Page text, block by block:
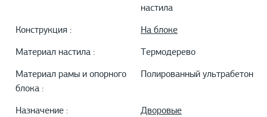
настила
Конструкция : На блоке
Материал настила : Термодерево
Материал рамы и опорного
блока :
Полированный ультрабетон
Назначение : Дворовые